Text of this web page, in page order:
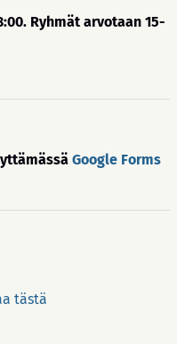
Ryhmät arvotaan 15-
Google Forms
tästä